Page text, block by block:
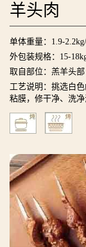
羊头肉
单体重量：1.9-
外包装规格：15-
取自部位：羔羊头部
工艺说明：挑选白
粘膜，修干净、洗净